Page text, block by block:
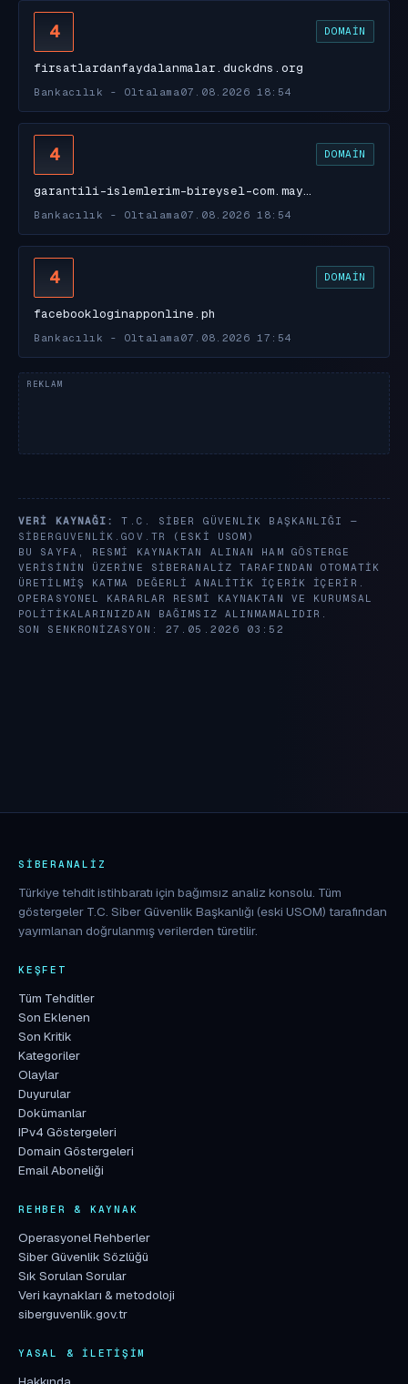
4 DOMAIN
firsatlardanfaydalanmalar.duckdns.org
Bankacılık - Oltalama 07.08.2026 18:54
4 DOMAIN
garantili-islemlerim-bireysel-com.may…
Bankacılık - Oltalama 07.08.2026 18:54
4 DOMAIN
facebookloginapponline.ph
Bankacılık - Oltalama 07.08.2026 17:54
VERI KAYNAĞI:
T.C. SIBER GÜVENLIK BAŞKANLIĞI —
SIBERGUVENLIK.GOV.TR
(ESKI USOM)
BU SAYFA, RESMI KAYNAKTAN ALINAN HAM GÖSTERGE
VERISININ ÜZERINE SIBERANALIZ TARAFINDAN OTOMATIK
ÜRETILMIŞ KATMA DEĞERLI ANALITIK IÇERIK IÇERIR.
OPERASYONEL KARARLAR RESMI KAYNAKTAN VE KURUMSAL
POLITIKALARINIZDAN BAĞIMSIZ ALINMAMALIDIR.
SON SENKRONIZASYON: 27.05.2026 03:52
SIBERANALIZ
Türkiye tehdit istihbaratı için bağımsız analiz konsolu. Tüm
göstergeler T.C. Siber Güvenlik Başkanlığı (eski USOM) tarafından
yayımlanan doğrulanmış verilerden türetilir.
KEŞFET
Tüm Tehditler
Son Eklenen
Son Kritik
Kategoriler
Olaylar
Duyurular
Dokümanlar
IPv4 Göstergeleri
Domain Göstergeleri
Email Aboneliği
REHBER & KAYNAK
Operasyonel Rehberler
Siber Güvenlik Sözlüğü
Sık Sorulan Sorular
Veri kaynakları & metodoloji
siberguvenlik.gov.tr
YASAL & İLETIŞIM